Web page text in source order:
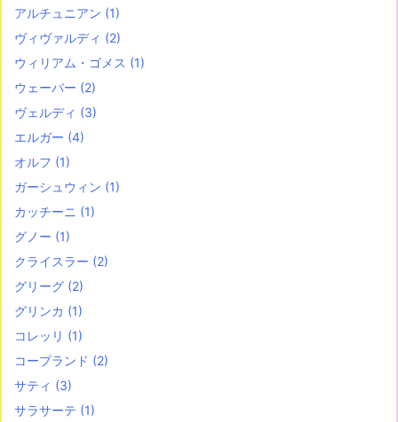
アルチュニアン (1)
ヴィヴァルディ (2)
ウィリアム・ゴメス (1)
ウェーバー (2)
ヴェルディ (3)
エルガー (4)
オルフ (1)
ガーシュウィン (1)
カッチーニ (1)
グノー (1)
クライスラー (2)
グリーグ (2)
グリンカ (1)
コレッリ (1)
コープランド (2)
サティ (3)
サラサーテ (1)